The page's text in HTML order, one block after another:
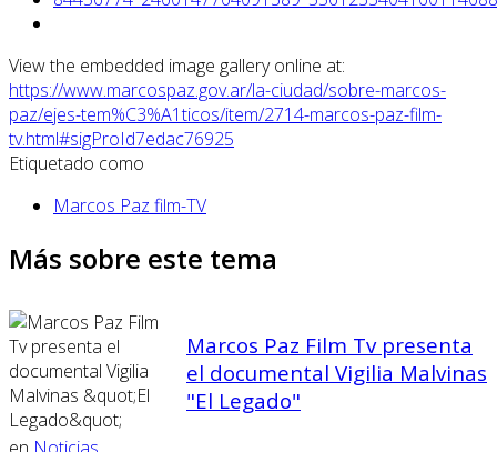
View the embedded image gallery online at:
https://www.marcospaz.gov.ar/la-ciudad/sobre-marcos-
paz/ejes-tem%C3%A1ticos/item/2714-marcos-paz-film-
tv.html#sigProId7edac76925
Etiquetado como
Marcos Paz film-TV
Más sobre este tema
Marcos Paz Film Tv presenta
el documental Vigilia Malvinas
"El Legado"
en Noticias